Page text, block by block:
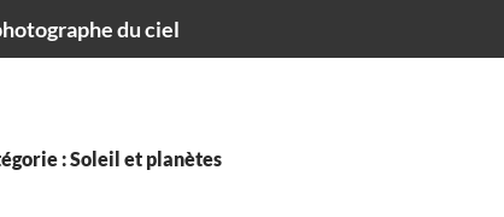
du ciel
: Soleil et planètes